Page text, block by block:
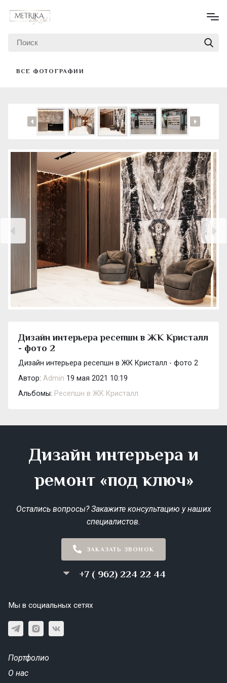
ВСЕ ФОТОГРАФИИ
Дизайн интерьера ресепшн в ЖК Кристалл
- фото 2
Дизайн интерьера ресепшн в ЖК Кристалл - фото 2
Автор: Admin 19 мая 2021 10:19
Альбомы: Ресепшн в ЖК Кристалл
Дизайн интерьера и
ремонт «под ключ»
Остались вопросы? Закажите консультацию у наших
специалистов.
ЗАКАЗАТЬ ЗВОНОК
+7 ( 962) 224 22 44
Мы в социальных сетях
Портфолио
О нас